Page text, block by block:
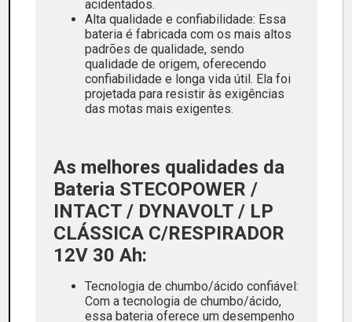
acidentados.
Alta qualidade e confiabilidade: Essa
bateria é fabricada com os mais altos
padrões de qualidade, sendo
qualidade de origem, oferecendo
confiabilidade e longa vida útil. Ela foi
projetada para resistir às exigências
das motas mais exigentes.
As melhores qualidades da
Bateria STECOPOWER /
INTACT / DYNAVOLT / LP
CLÁSSICA C/RESPIRADOR
12V 30 Ah:
Tecnologia de chumbo/ácido confiável:
Com a tecnologia de chumbo/ácido,
essa bateria oferece um desempenho